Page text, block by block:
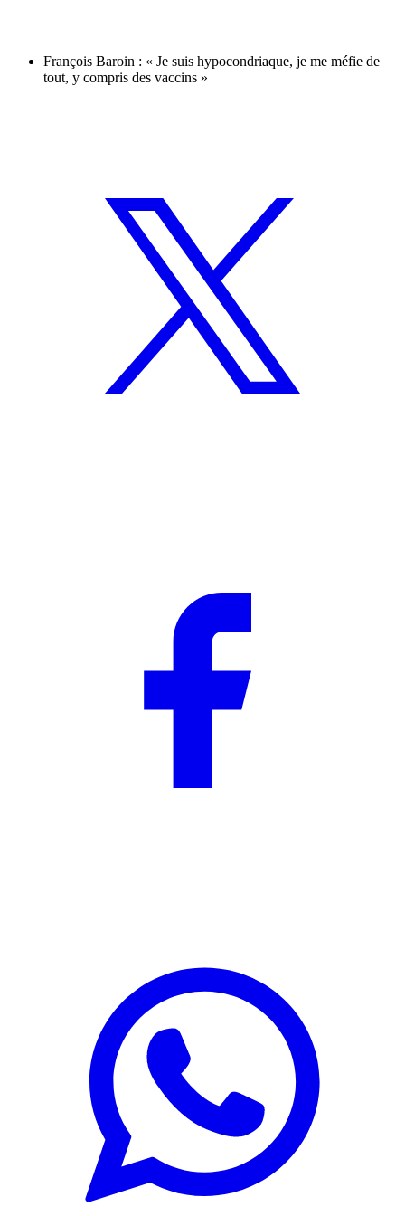
François Baroin : « Je suis hypocondriaque, je me méfie de
tout, y compris des vaccins »